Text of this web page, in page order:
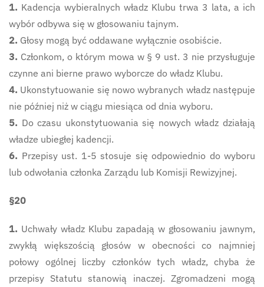
1. Kadencja wybieralnych władz Klubu trwa 3 lata, a ich
wybór odbywa się w głosowaniu tajnym.
2. Głosy mogą być oddawane wyłącznie osobiście.
3. Członkom, o którym mowa w § 9 ust. 3 nie przysługuje
czynne ani bierne prawo wyborcze do władz Klubu.
4. Ukonstytuowanie się nowo wybranych władz następuje
nie później niż w ciągu miesiąca od dnia wyboru.
5. Do czasu ukonstytuowania się nowych władz działają
władze ubiegłej kadencji.
6. Przepisy ust. 1-5 stosuje się odpowiednio do wyboru
lub odwołania członka Zarządu lub Komisji Rewizyjnej.
§20
1. Uchwały władz Klubu zapadają w głosowaniu jawnym,
zwykłą większością głosów w obecności co najmniej
połowy ogólnej liczby członków tych władz, chyba że
przepisy Statutu stanowią inaczej. Zgromadzeni mogą